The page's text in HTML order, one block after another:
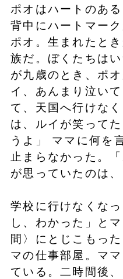
ポオはハートのあ
背中にハートマー
ポオ。生まれたと
族だ。ぼくたちは
が九歳のとき、ポ
イ、あんまり泣い
て、天国へ行けな
は、ルイが笑って
うよ」 ママに何を
止まらなかった。
が思っていたのは
学校に行けなくな
し、わかった」と
間〉にとじこもっ
マの仕事部屋。マ
ている。二時間後